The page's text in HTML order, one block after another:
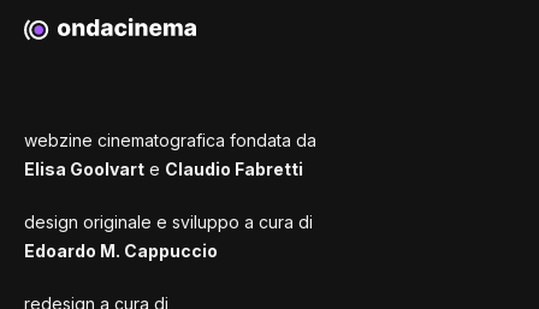
webzine cinematografica fondata da
Elisa Goolvart e Claudio Fabretti
design originale e sviluppo a cura di
Edoardo M. Cappuccio
redesign a cura di